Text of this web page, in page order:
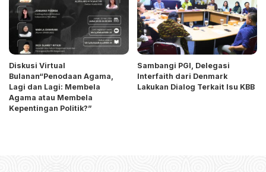
Diskusi Virtual
Bulanan“Penodaan Agama,
Lagi dan Lagi: Membela
Agama atau Membela
Kepentingan Politik?”
Sambangi PGI, Delegasi
Interfaith dari Denmark
Lakukan Dialog Terkait Isu KBB